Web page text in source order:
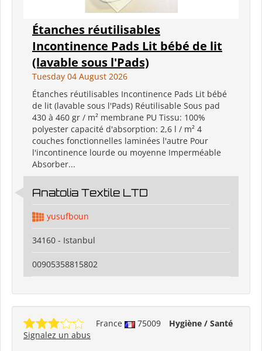
Étanches réutilisables
Incontinence Pads Lit bébé de lit
(lavable sous l'Pads)
Tuesday 04 August 2026
Étanches réutilisables Incontinence Pads Lit bébé
de lit (lavable sous l'Pads) Réutilisable Sous pad
430 à 460 gr / m² membrane PU Tissu: 100%
polyester capacité d'absorption: 2,6 l / m² 4
couches fonctionnelles laminées l'autre Pour
l'incontinence lourde ou moyenne Imperméable
Absorber...
Anatolia Textile LTD
yusufboun
34160 - Istanbul
00905358815802
France 75009
Hygiène / Santé
Signalez un abus